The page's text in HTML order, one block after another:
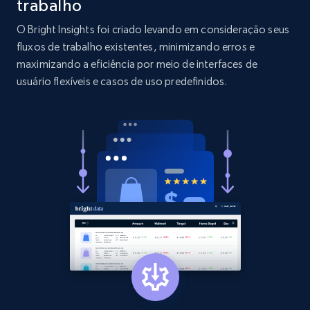
2.1K+ 375+ Comece agora
URL, Product id, Listing inventory id, Title, Rating,
Reviews count shop, Reviews count item, Initial
price, and more.
1.9K+ 322+ Comece agora
Etsy - Collect data on products using
specified keywords
URL, Product id, Listing inventory id, Title, Rating,
trabalho
O Bright Insights foi criado levando em consideração seus
fluxos de trabalho existentes, minimizando erros e
maximizando a eficiência por meio de interfaces de
usuário flexíveis e casos de uso predefinidos.